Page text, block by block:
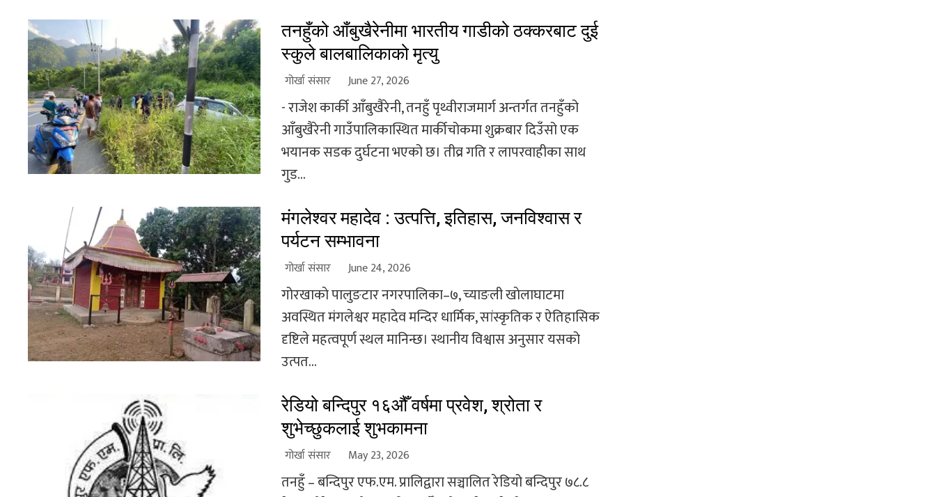
तनहुँको आँबुखैरेनीमा भारतीय गाडीको ठक्करबाट दुई
स्कुले बालबालिकाको मृत्यु
गोर्खा संसार June 27, 2026
- राजेश कार्की आँबुखैरेनी, तनहुँ पृथ्वीराजमार्ग अन्तर्गत तनहुँको
आँबुखैरेनी गाउँपालिकास्थित मार्कीचोकमा शुक्रबार दिउँसो एक
भयानक सडक दुर्घटना भएको छ। तीव्र गति र लापरवाहीका साथ
गुड...
मंगलेश्वर महादेव : उत्पत्ति, इतिहास, जनविश्वास र
पर्यटन सम्भावना
गोर्खा संसार June 24, 2026
गोरखाकाे पालुङटार नगरपालिका–७, च्याङली खाेलाघाटमा
अवस्थित मंगलेश्वर महादेव मन्दिर धार्मिक, सांस्कृतिक र ऐतिहासिक
दृष्टिले महत्वपूर्ण स्थल मानिन्छ। स्थानीय विश्वास अनुसार यसको
उत्पत...
रेडियो बन्दिपुर १६औँ वर्षमा प्रवेश, श्रोता र
शुभेच्छुकलाई शुभकामना
गोर्खा संसार May 23, 2026
तनहुँ – बन्दिपुर एफ.एम. प्रालिद्वारा सञ्चालित रेडियो बन्दिपुर ७८.८